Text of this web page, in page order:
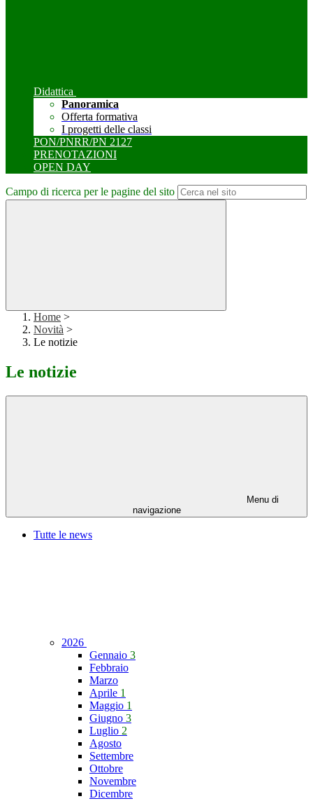
Didattica
Panoramica
Offerta formativa
I progetti delle classi
PON/PNRR/PN 2127
PRENOTAZIONI
OPEN DAY
Campo di ricerca per le pagine del sito
Home >
Novità >
Le notizie
Le notizie
Menu di
navigazione
Tutte le news
2026
Gennaio 3
Febbraio
Marzo
Aprile 1
Maggio 1
Giugno 3
Luglio 2
Agosto
Settembre
Ottobre
Novembre
Dicembre